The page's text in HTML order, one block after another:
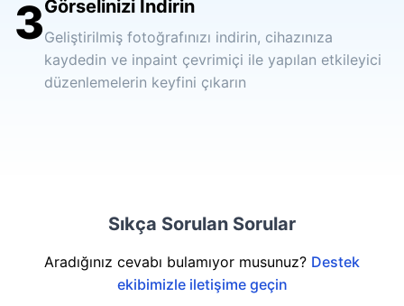
3Görselinizi İndirin
Geliştirilmiş fotoğrafınızı indirin, cihazınıza
kaydedin ve inpaint çevrimiçi ile yapılan etkileyici
düzenlemelerin keyfini çıkarın
Sıkça Sorulan Sorular
Aradığınız cevabı bulamıyor musunuz? Destek
ekibimizle iletişime geçin